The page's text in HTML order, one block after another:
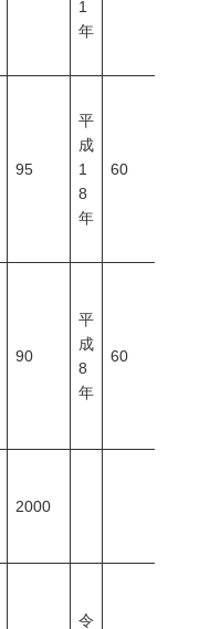
1
年
95
平
成
1
8
年
60
90
平
成
8
年
60
2000
令